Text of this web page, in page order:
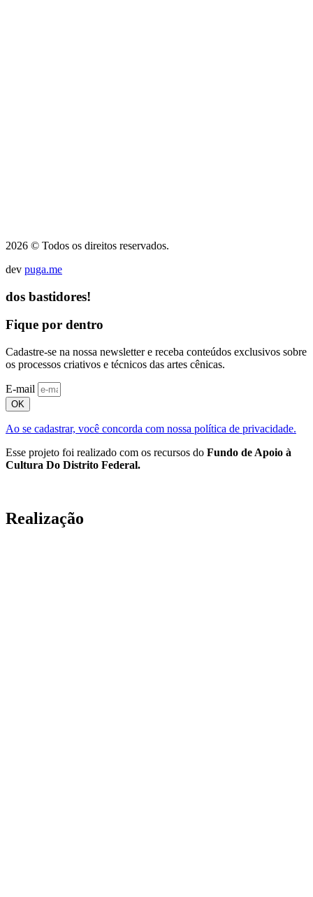
2026 © Todos os direitos reservados.
dev puga.me
dos bastidores!
Fique por dentro
Cadastre-se na nossa newsletter e receba conteúdos exclusivos sobre
os processos criativos e técnicos das artes cênicas.
E-mail
OK
Ao se cadastrar, você concorda com nossa política de privacidade.
Esse projeto foi realizado com os recursos do Fundo de Apoio à
Cultura Do Distrito Federal.
Realização